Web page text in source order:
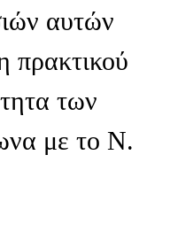
αυτών
πρακτικού
των
με το Ν.